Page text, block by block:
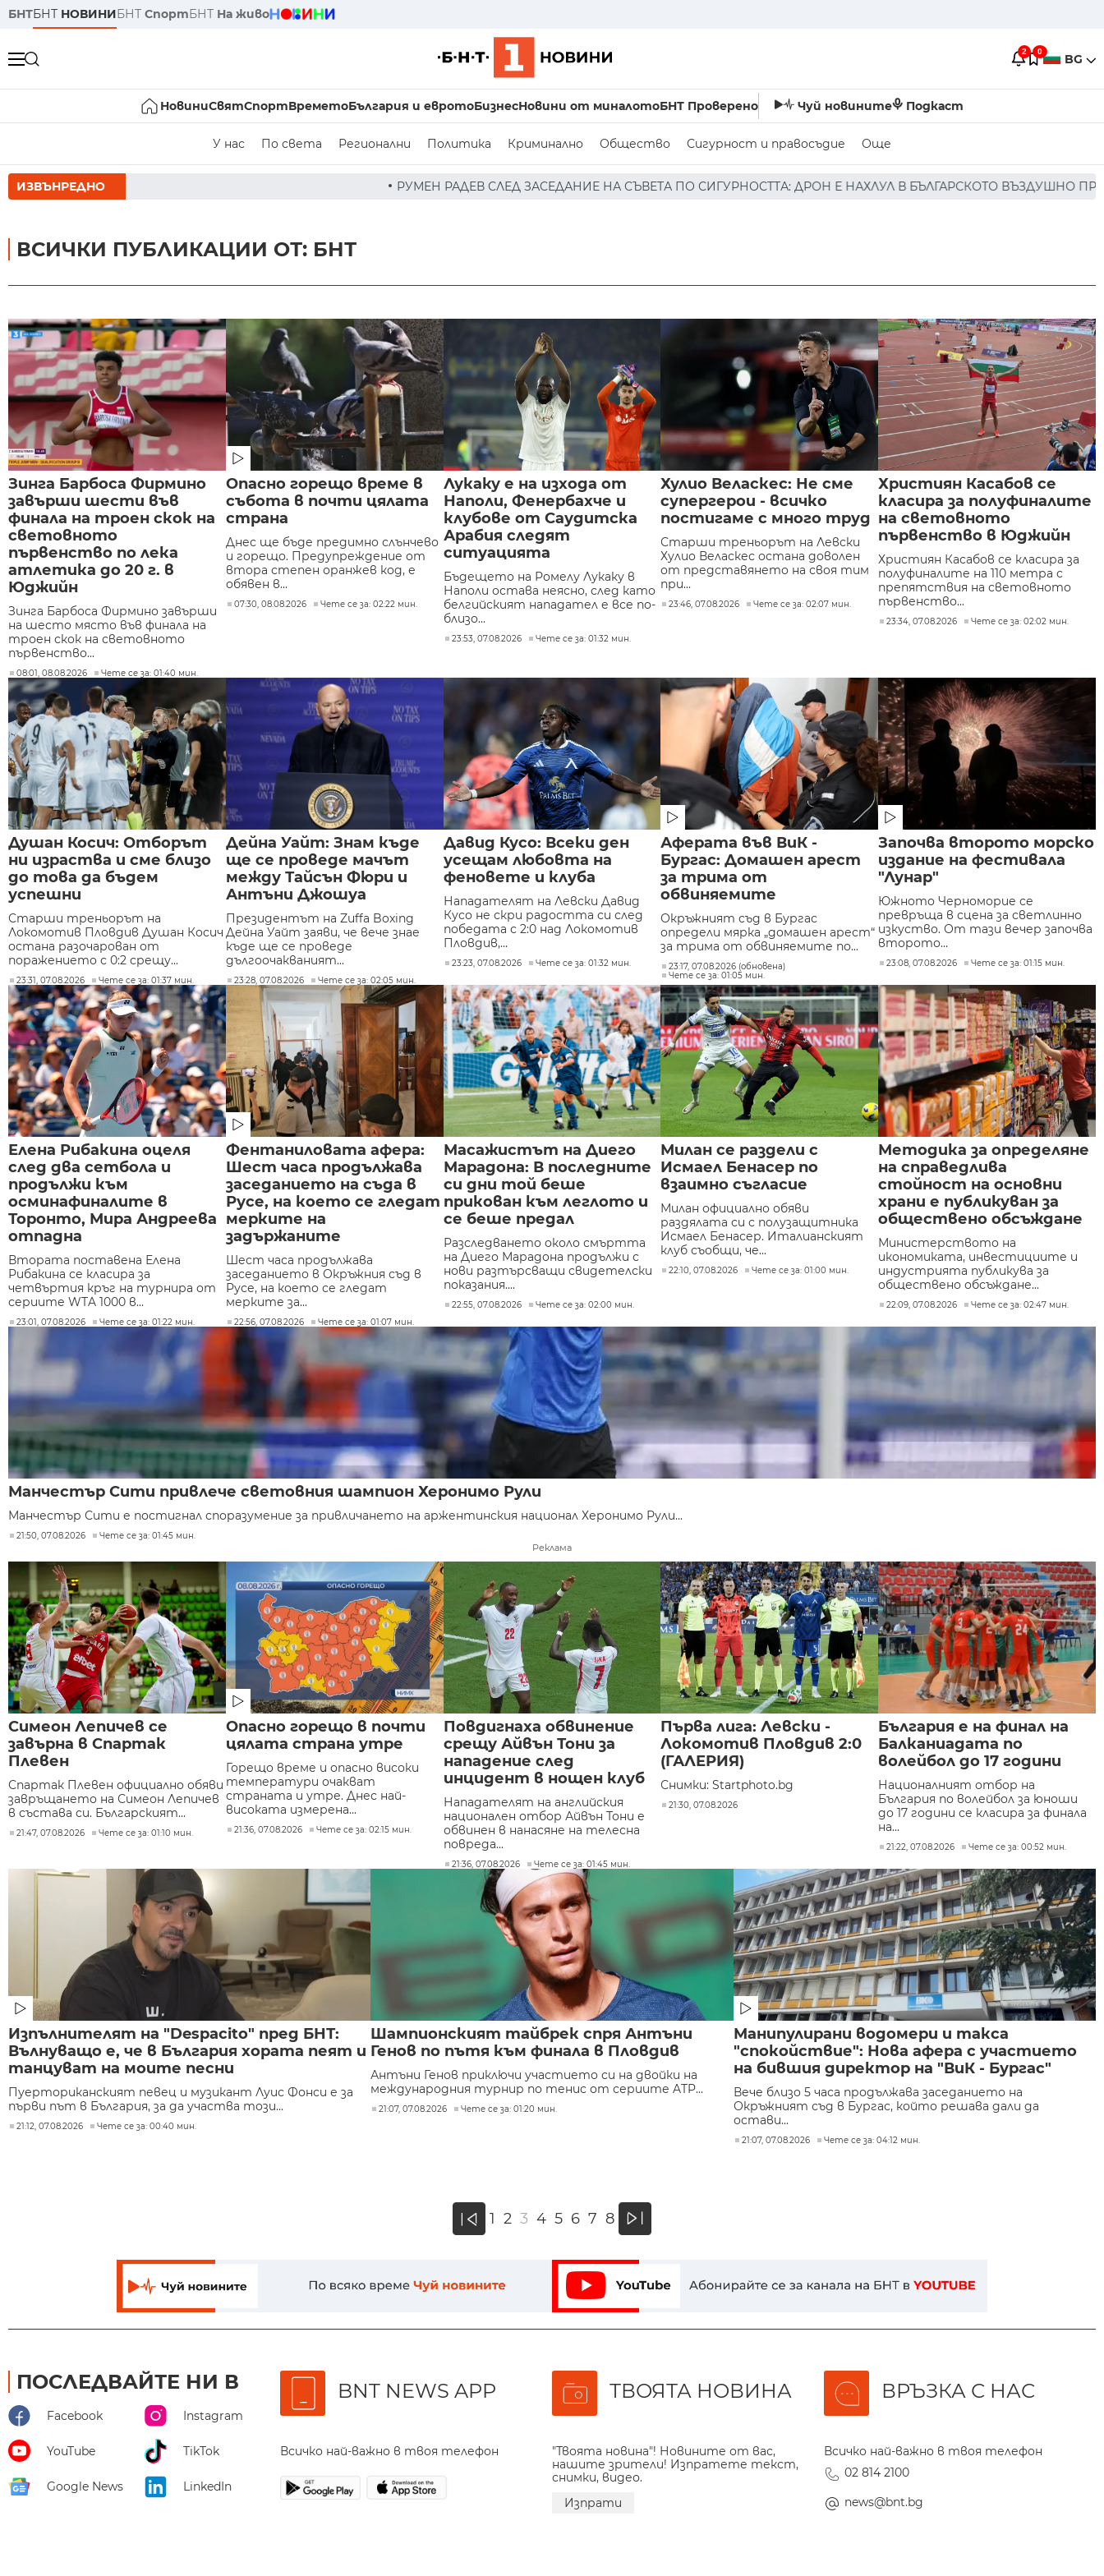
БНТБНТ НОВИНИБНТ СпортБНТ На живо
2 0 BG
НовиниСвятСпортВреметоБългария и евротоБизнесНовини от миналотоБНТ Проверено Чуй новините Подкаст
У нас По света Регионални Политика Криминално Общество Сигурност и правосъдие Още
ИЗВЪНРЕДНО РУМЕН РАДЕВ СЛЕД ЗАСЕДАНИЕ НА СЪВЕТА ПО СИГУРНОСТТА: ДРОН Е НАХЛУЛ В БЪЛГАРСКОТО ВЪЗДУШНО ПРОСТРАНСТВО * * *
ВСИЧКИ ПУБЛИКАЦИИ ОТ: БНТ
Зинга Барбоса Фирмино
завърши шести във
финала на троен скок на
световното
първенство по лека
атлетика до 20 г. в
Юджийн
Зинга Барбоса Фирмино завърши
на шесто място във финала на
троен скок на световното
първенство...
08:01, 08.08.2026 Чете се за: 01:40 мин.
Опасно горещо време в
събота в почти цялата
страна
Днес ще бъде предимно слънчево
и горещо. Предупреждение от
втора степен оранжев код, е
обявен в...
07:30, 08.08.2026 Чете се за: 02:22 мин.
Лукаку е на изхода от
Наполи, Фенербахче и
клубове от Саудитска
Арабия следят
ситуацията
Бъдещето на Ромелу Лукаку в
Наполи остава неясно, след като
белгийският нападател е все по-
близо...
23:53, 07.08.2026 Чете се за: 01:32 мин.
Хулио Веласкес: Не сме
супергерои - всичко
постигаме с много труд
Старши треньорът на Левски
Хулио Веласкес остана доволен
от представянето на своя тим
при...
23:46, 07.08.2026 Чете се за: 02:07 мин.
Християн Касабов се
класира за полуфиналите
на световното
първенство в Юджийн
Християн Касабов се класира за
полуфиналите на 110 метра с
препятствия на световното
първенство...
23:34, 07.08.2026 Чете се за: 02:02 мин.
Душан Косич: Отборът
ни израства и сме близо
до това да бъдем
успешни
Старши треньорът на
Локомотив Пловдив Душан Косич
остана разочарован от
поражението с 0:2 срещу...
23:31, 07.08.2026 Чете се за: 01:37 мин.
Дейна Уайт: Знам къде
ще се проведе мачът
между Тайсън Фюри и
Антъни Джошуа
Президентът на Zuffa Boxing
Дейна Уайт заяви, че вече знае
къде ще се проведе
дългоочакваният...
23:28, 07.08.2026 Чете се за: 02:05 мин.
Давид Кусо: Всеки ден
усещам любовта на
феновете и клуба
Нападателят на Левски Давид
Кусо не скри радостта си след
победата с 2:0 над Локомотив
Пловдив,...
23:23, 07.08.2026 Чете се за: 01:32 мин.
Аферата във ВиК -
Бургас: Домашен арест
за трима от
обвиняемите
Окръжният съд в Бургас
определи мярка „домашен арест“
за трима от обвиняемите по...
23:17, 07.08.2026 (обновена)
Чете се за: 01:05 мин.
Започва второто морско
издание на фестивала
"Лунар"
Южното Черноморие се
превръща в сцена за светлинно
изкуство. От тази вечер започва
второто...
23:08, 07.08.2026 Чете се за: 01:15 мин.
Елена Рибакина оцеля
след два сетбола и
продължи към
осминафиналите в
Торонто, Мира Андреева
отпадна
Втората поставена Елена
Рибакина се класира за
четвъртия кръг на турнира от
сериите WTA 1000 в...
23:01, 07.08.2026 Чете се за: 01:22 мин.
Фентаниловата афера:
Шест часа продължава
заседанието на съда в
Русе, на което се гледат
мерките на
задържаните
Шест часа продължава
заседанието в Окръжния съд в
Русе, на което се гледат
мерките за...
22:56, 07.08.2026 Чете се за: 01:07 мин.
Масажистът на Диего
Марадона: В последните
си дни той беше
прикован към леглото и
се беше предал
Разследването около смъртта
на Диего Марадона продължи с
нови разтърсващи свидетелски
показания....
22:55, 07.08.2026 Чете се за: 02:00 мин.
Милан се раздели с
Исмаел Бенасер по
взаимно съгласие
Милан официално обяви
раздялата си с полузащитника
Исмаел Бенасер. Италианският
клуб съобщи, че...
22:10, 07.08.2026 Чете се за: 01:00 мин.
Методика за определяне
на справедлива
стойност на основни
храни е публикуван за
обществено обсъждане
Министерството на
икономиката, инвестициите и
индустрията публикува за
обществено обсъждане...
22:09, 07.08.2026 Чете се за: 02:47 мин.
Манчестър Сити привлече световния шампион Херонимо Рули
Манчестър Сити е постигнал споразумение за привличането на аржентинския национал Херонимо Рули...
21:50, 07.08.2026 Чете се за: 01:45 мин.
Реклама
Симеон Лепичев се
завърна в Спартак
Плевен
Спартак Плевен официално обяви
завръщането на Симеон Лепичев
в състава си. Българският...
21:47, 07.08.2026 Чете се за: 01:10 мин.
Опасно горещо в почти
цялата страна утре
Горещо време и опасно високи
температури очакват
страната и утре. Днес най-
високата измерена...
21:36, 07.08.2026 Чете се за: 02:15 мин.
Повдигнаха обвинение
срещу Айвън Тони за
нападение след
инцидент в нощен клуб
Нападателят на английския
национален отбор Айвън Тони е
обвинен в нанасяне на телесна
повреда...
21:36, 07.08.2026 Чете се за: 01:45 мин.
Първа лига: Левски -
Локомотив Пловдив 2:0
(ГАЛЕРИЯ)
Снимки: Startphoto.bg
21:30, 07.08.2026
България е на финал на
Балканиадата по
волейбол до 17 години
Националният отбор на
България по волейбол за юноши
до 17 години се класира за финала
на...
21:22, 07.08.2026 Чете се за: 00:52 мин.
Изпълнителят на "Despacito" пред БНТ:
Вълнуващо е, че в България хората пеят и
танцуват на моите песни
Пуерториканският певец и музикант Луис Фонси е за
първи път в България, за да участва този...
21:12, 07.08.2026 Чете се за: 00:40 мин.
Шампионският тайбрек спря Антъни
Генов по пътя към финала в Пловдив
Антъни Генов приключи участието си на двойки на
международния турнир по тенис от сериите ATP...
21:07, 07.08.2026 Чете се за: 01:20 мин.
Манипулирани водомери и такса
"спокойствие": Нова афера с участието
на бившия директор на "ВиК - Бургас"
Вече близо 5 часа продължава заседанието на
Окръжният съд в Бургас, който решава дали да
остави...
21:07, 07.08.2026 Чете се за: 04:12 мин.
« 1 2 3 4 5 6 7 8 »
ПОСЛЕДВАЙТЕ НИ В
Facebook Instagram
YouTube TikTok
Google News LinkedIn
BNT NEWS APP
Всичко най-важно в твоя телефон
ТВОЯТА НОВИНА
"Твоята новина"! Новините от вас,
нашите зрители! Изпратете текст,
снимки, видео.
Изпрати
ВРЪЗКА С НАС
Всичко най-важно в твоя телефон
02 814 2100
news@bnt.bg